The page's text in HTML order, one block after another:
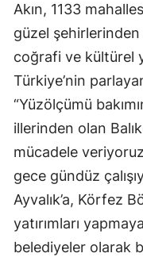
Akın, 1133
güzel
coğrafi ve kültürel
Türkiye’nin
“Yüzölçümü
illerinden olan
mücadele
gece gündüz
Ayvalık’a, Körfez
yatırımları
belediyeler olarak